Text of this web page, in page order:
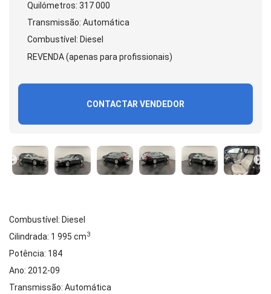
Quilómetros: 317 000
Transmissão: Automática
Combustível: Diesel
REVENDA (apenas para profissionais)
CONTACTAR VENDEDOR
Combustível: Diesel
Cilindrada: 1 995 cm3
Potência: 184
Ano: 2012-09
Transmissão: Automática